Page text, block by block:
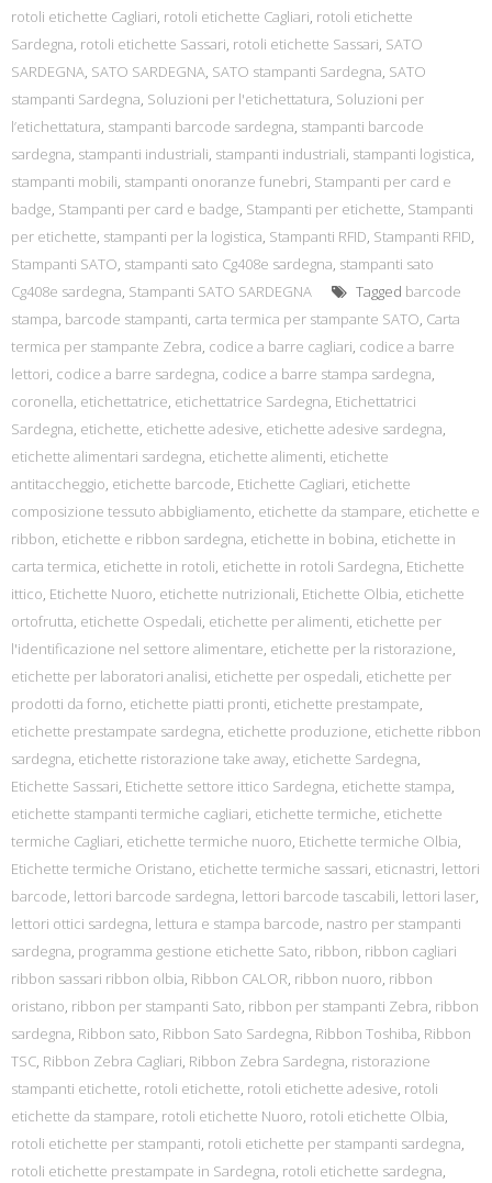
rotoli etichette Cagliari, rotoli etichette Cagliari, rotoli etichette
Sardegna, rotoli etichette Sassari, rotoli etichette Sassari, SATO
SARDEGNA, SATO SARDEGNA, SATO stampanti Sardegna, SATO
stampanti Sardegna, Soluzioni per l'etichettatura, Soluzioni per
l’etichettatura, stampanti barcode sardegna, stampanti barcode
sardegna, stampanti industriali, stampanti industriali, stampanti logistica,
stampanti mobili, stampanti onoranze funebri, Stampanti per card e
badge, Stampanti per card e badge, Stampanti per etichette, Stampanti
per etichette, stampanti per la logistica, Stampanti RFID, Stampanti RFID,
Stampanti SATO, stampanti sato Cg408e sardegna, stampanti sato
Cg408e sardegna, Stampanti SATO SARDEGNA Tagged barcode
stampa, barcode stampanti, carta termica per stampante SATO, Carta
termica per stampante Zebra, codice a barre cagliari, codice a barre
lettori, codice a barre sardegna, codice a barre stampa sardegna,
coronella, etichettatrice, etichettatrice Sardegna, Etichettatrici
Sardegna, etichette, etichette adesive, etichette adesive sardegna,
etichette alimentari sardegna, etichette alimenti, etichette
antitaccheggio, etichette barcode, Etichette Cagliari, etichette
composizione tessuto abbigliamento, etichette da stampare, etichette e
ribbon, etichette e ribbon sardegna, etichette in bobina, etichette in
carta termica, etichette in rotoli, etichette in rotoli Sardegna, Etichette
ittico, Etichette Nuoro, etichette nutrizionali, Etichette Olbia, etichette
ortofrutta, etichette Ospedali, etichette per alimenti, etichette per
l'identificazione nel settore alimentare, etichette per la ristorazione,
etichette per laboratori analisi, etichette per ospedali, etichette per
prodotti da forno, etichette piatti pronti, etichette prestampate,
etichette prestampate sardegna, etichette produzione, etichette ribbon
sardegna, etichette ristorazione take away, etichette Sardegna,
Etichette Sassari, Etichette settore ittico Sardegna, etichette stampa,
etichette stampanti termiche cagliari, etichette termiche, etichette
termiche Cagliari, etichette termiche nuoro, Etichette termiche Olbia,
Etichette termiche Oristano, etichette termiche sassari, eticnastri, lettori
barcode, lettori barcode sardegna, lettori barcode tascabili, lettori laser,
lettori ottici sardegna, lettura e stampa barcode, nastro per stampanti
sardegna, programma gestione etichette Sato, ribbon, ribbon cagliari
ribbon sassari ribbon olbia, Ribbon CALOR, ribbon nuoro, ribbon
oristano, ribbon per stampanti Sato, ribbon per stampanti Zebra, ribbon
sardegna, Ribbon sato, Ribbon Sato Sardegna, Ribbon Toshiba, Ribbon
TSC, Ribbon Zebra Cagliari, Ribbon Zebra Sardegna, ristorazione
stampanti etichette, rotoli etichette, rotoli etichette adesive, rotoli
etichette da stampare, rotoli etichette Nuoro, rotoli etichette Olbia,
rotoli etichette per stampanti, rotoli etichette per stampanti sardegna,
rotoli etichette prestampate in Sardegna, rotoli etichette sardegna,